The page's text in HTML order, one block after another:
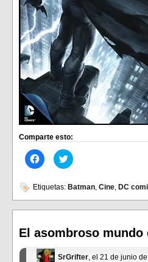
Comparte esto:
Haz
clic
en
Facebook
(Se
abre
ventana
nueva)
Haz
clic
en
(Se
abre
ventana
nueva)
Etiquetas: Batman, Cine, DC
El asombroso mundo
SrGrifter, el 21 de junio